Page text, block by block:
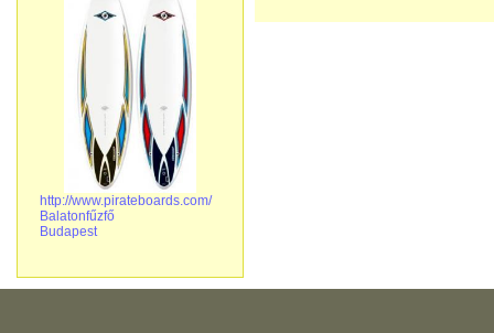
http://www.pirateboards.com/
Balatonfűzfő
Budapest